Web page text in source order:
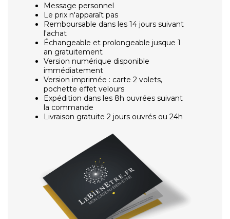
Message personnel
Le prix n'apparaît pas
Remboursable dans les 14 jours suivant
l'achat
Échangeable et prolongeable jusque 1
an gratuitement
Version numérique disponible
immédiatement
Version imprimée : carte 2 volets,
pochette effet velours
Expédition dans les 8h ouvrées suivant
la commande
Livraison gratuite 2 jours ouvrés ou 24h